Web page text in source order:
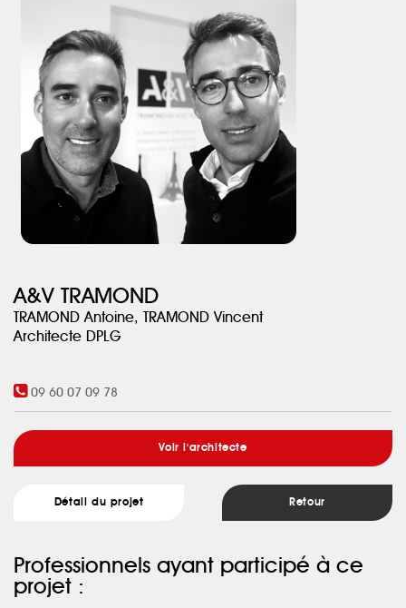
propriétaires de profiter de ce nouveau cadre résidentiel à
proximité des écoles, commerces… et cela à pied, l’objectif initial
de cette nouvelle maison !
A&V TRAMOND
TRAMOND Antoine, TRAMOND Vincent
Architecte DPLG
09 60 07 09 78
Voir l'architecte
Détail du projet Retour
Professionnels ayant participé à ce
projet :